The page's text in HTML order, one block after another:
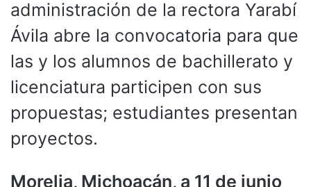
administración de la rectora Yarabí
Ávila abre la convocatoria para que
las y los alumnos de bachillerato y
licenciatura participen con sus
propuestas; estudiantes presentan
proyectos.
Morelia, Michoacán, a 11 de junio